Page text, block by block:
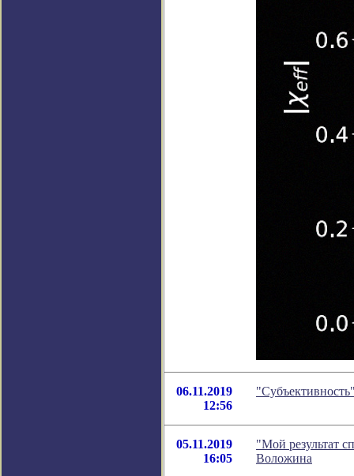
06.11.2019
12:56
05.11.2019
16:05
"Мой результат
Воложина